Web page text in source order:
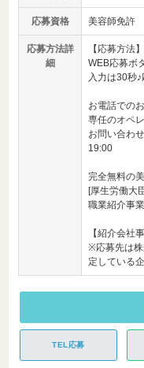
応募資格 美容師免許
応募方法詳
細
【応募方法】
WEB応募ボ
入力は30秒
お電話での
専任のオペ
お問い合わ
19:00
完全無料の
[厚生労働大
職業紹介事
【紹介会社
※応募先は株
定している
TEL応募